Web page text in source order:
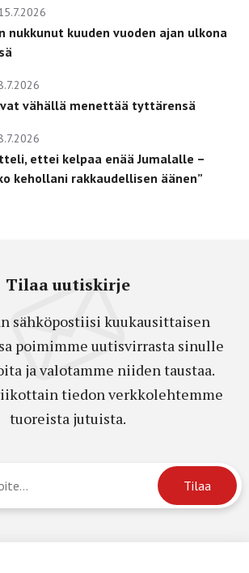
nukkunut kuuden vuoden ajan ulkona
vähällä menettää tyttärensä
ettei kelpaa enää Jumalalle –
kehollani rakkaudellisen äänen”
Tilaa uutiskirje
sähköpostiisi kuukausittaisen
poimimme uutisvirrasta sinulle
ja valotamme niiden taustaa.
tiedon verkkolehtemme
tuoreista jutuista.